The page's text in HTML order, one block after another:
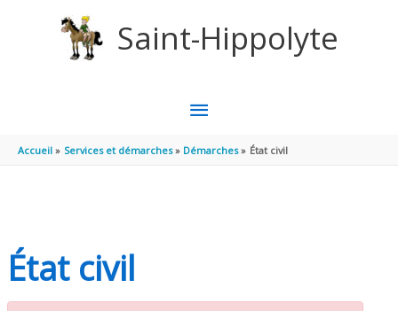
Saint-Hippolyte
MENU
PRINCIPAL
Accueil Services et démarches Démarches État civil
État civil